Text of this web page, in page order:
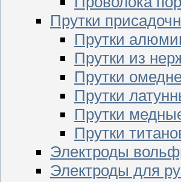
Прутки
Прутки
Прутки из
Прутки
Прутки
Прутки
Прутки
Электроды
Электроды для